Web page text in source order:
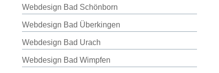
Webdesign Bad Schönborn
Webdesign Bad Überkingen
Webdesign Bad Urach
Webdesign Bad Wimpfen